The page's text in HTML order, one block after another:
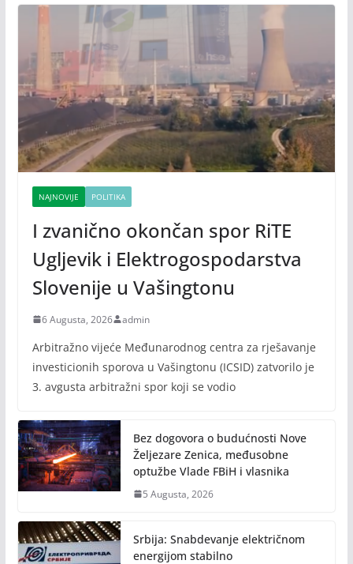
NAJNOVIJE POLITIKA
I zvanično okončan spor RiTE
Ugljevik i Elektrogospodarstva
Slovenije u Vašingtonu
6 Augusta, 2026 admin
Arbitražno vijeće Međunarodnog centra za rješavanje
investicionih sporova u Vašingtonu (ICSID) zatvorilo je
3. avgusta arbitražni spor koji se vodio
Bez dogovora o budućnosti Nove
Željezare Zenica, međusobne
optužbe Vlade FBiH i vlasnika
5 Augusta, 2026
Srbija: Snabdevanje električnom
energijom stabilno